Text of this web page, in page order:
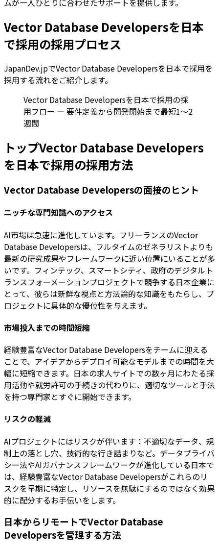
ムが一人ひとりに合わせたサポートを提供します。
Vector Database Developersを日本
で採用の採用プロセス
JapanDev.jpでVector Database Developersを日本で採用を
採用する流れをご紹介します。
Vector Database Developersを日本で採用の採
用フロー — 要件定義から開発開始まで最短1〜2
週間
トップVector Database Developers
を日本で採用の採用方法
Vector Database Developersの面接のヒント
ニッチな専門知識へのアクセス
AI市場は急速に進化しています。フリーランスのVector
Database Developersは、フルタイムのゼネラリストよりも
最新の研究成果やフレームワークに近い位置にいることが多
いです。フィンテック、スマートシティ、政府のデジタルト
ランスフォーメーションプロジェクトで競争する日本企業に
とって、彼らは新鮮な視点と方法論的な知識をもたらし、プ
ロジェクトに具体的な優位性を与えます。
市場投入までの時間短縮
経験豊富なVector Database Developersをチームに迎える
ことで、アイデアからデプロイ可能なモデルまでの時間を大
幅に短縮できます。日本の求人サイトでの数ヶ月にわたる採
用活動や就労許可の手続きの代わりに、適切なツールと手法
を持つ専門家とすぐに開始できます。
リスクの軽減
AIプロジェクトにはリスクが伴います：不適切なデータ、規
制上の落とし穴、技術的な行き詰まりなど。データプライバ
シー法やAIガバナンスフレームワークが進化している日本で
は、経験豊富なVector Database Developersがこれらのリ
スクを早期に特定し、リソースを無駄にするのではなく効果
的に配分するお手伝いをします。
日本からリモートでVector Database
Developersを管理する方法